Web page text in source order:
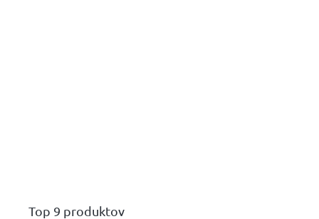
Top 9 produktov